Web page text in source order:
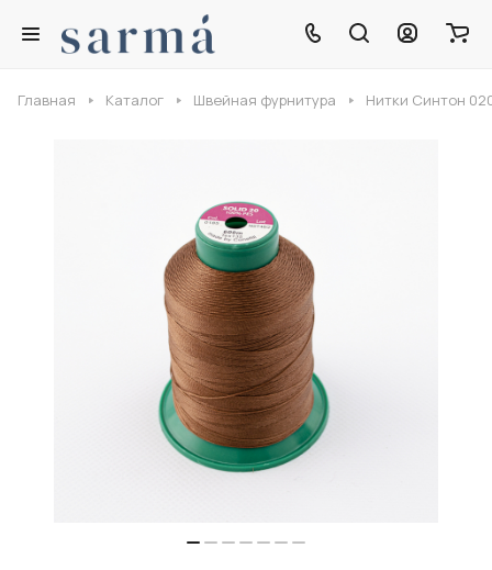
Главная Каталог Швейная фурнитура Нитки Синтон